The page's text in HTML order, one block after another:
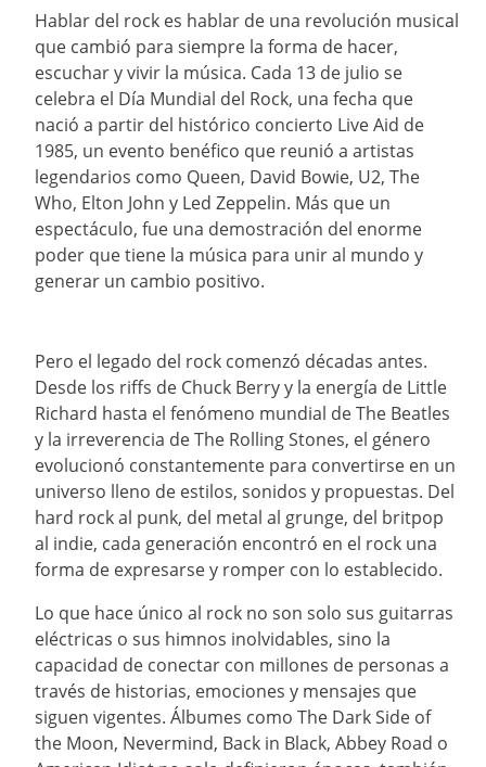
Hablar del rock es hablar de una revolución musical
que cambió para siempre la forma de hacer,
escuchar y vivir la música. Cada 13 de julio se
celebra el Día Mundial del Rock, una fecha que
nació a partir del histórico concierto Live Aid de
1985, un evento benéfico que reunió a artistas
legendarios como Queen, David Bowie, U2, The
Who, Elton John y Led Zeppelin. Más que un
espectáculo, fue una demostración del enorme
poder que tiene la música para unir al mundo y
generar un cambio positivo.
Pero el legado del rock comenzó décadas antes.
Desde los riffs de Chuck Berry y la energía de Little
Richard hasta el fenómeno mundial de The Beatles
y la irreverencia de The Rolling Stones, el género
evolucionó constantemente para convertirse en un
universo lleno de estilos, sonidos y propuestas. Del
hard rock al punk, del metal al grunge, del britpop
al indie, cada generación encontró en el rock una
forma de expresarse y romper con lo establecido.
Lo que hace único al rock no son solo sus guitarras
eléctricas o sus himnos inolvidables, sino la
capacidad de conectar con millones de personas a
través de historias, emociones y mensajes que
siguen vigentes. Álbumes como The Dark Side of
the Moon, Nevermind, Back in Black, Abbey Road o
bocinas
10. taylor swift